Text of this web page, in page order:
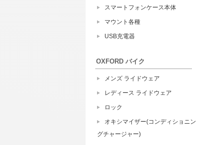
スマートフォンケース本体
マウント各種
USB充電器
OXFORD バイク
メンズ ライドウェア
レディース ライドウェア
ロック
オキシマイザー(コンディショニン
グチャージャー)